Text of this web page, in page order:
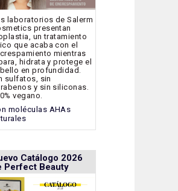
laboratorios de Salerm
presentan
un tratamiento
que acaba con el
mientras
hidrata y protege el
en profundidad.
sulfatos, sin
y sin siliconas.
vegano.
moléculas AHAs
Catálogo 2026
Perfect Beauty